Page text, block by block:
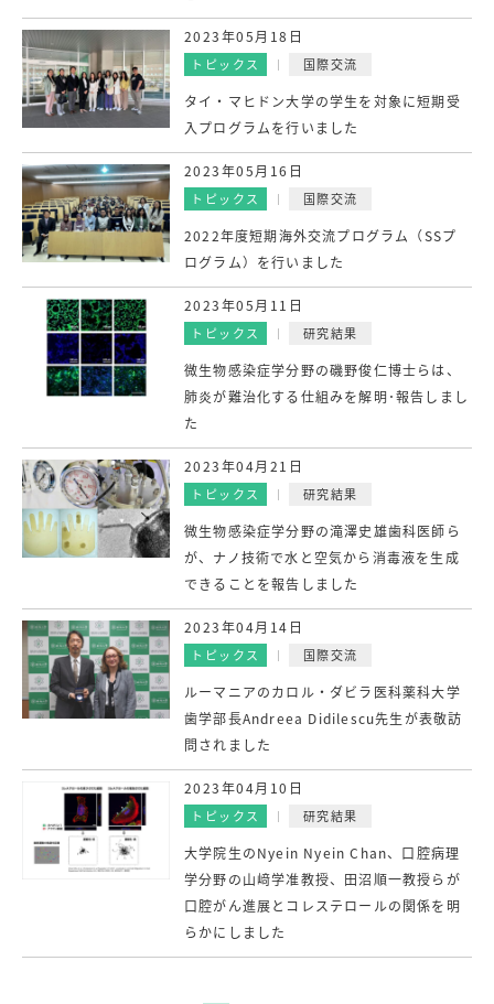
2023年05月18日
トピックス 国際交流
タイ・マヒドン大学の学生を対象に短期受
入プログラムを行いました
2023年05月16日
トピックス 国際交流
2022年度短期海外交流プログラム（SSプ
ログラム）を行いました
2023年05月11日
トピックス 研究結果
微生物感染症学分野の磯野俊仁博士らは、
肺炎が難治化する仕組みを解明･報告しまし
た
2023年04月21日
トピックス 研究結果
微生物感染症学分野の滝澤史雄歯科医師ら
が、ナノ技術で水と空気から消毒液を生成
できることを報告しました
2023年04月14日
トピックス 国際交流
ルーマニアのカロル・ダビラ医科薬科大学
歯学部長Andreea Didilescu先生が表敬訪
問されました
2023年04月10日
トピックス 研究結果
大学院生のNyein Nyein Chan、口腔病理
学分野の山﨑学准教授、田沼順一教授らが
口腔がん進展とコレステロールの関係を明
らかにしました